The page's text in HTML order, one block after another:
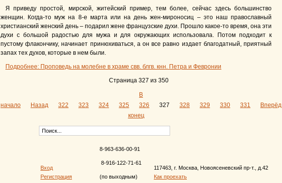
Я приведу простой, мирской, житейский пример, тем более, сейчас здесь большинство
женщин. Когда-то муж на 8-е марта или на день жен-мироносиц – это наш православный
христианский женский день – подарил жене французские духи. Прошло какое-то время, она эти
духи с большой радостью для мужа и для окружающих использовала. Потом подходит к
пустому флакончику, начинает принюхиваться, а он все равно издает благодатный, приятный
запах тех духов, которые в нем были.
Подробнее: Проповедь на молебне в храме свв. блгв. кнн. Петра и Февронии
Страница 327 из 350
В
начало
Назад 322 323 324 325 326 327 328 329 330 331 Вперёд
конец
Вход
Регистрация
8-963-636-00-91
8-916-122-71-61
(по выходным)
117463, г. Москва, Новоясеневский пр-т., д.42
Как проехать